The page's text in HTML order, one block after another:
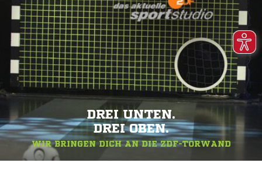
DREI UNTEN.
DREI OBEN.
WIR BRINGEN DICH AN DIE ZDF-TORWAND